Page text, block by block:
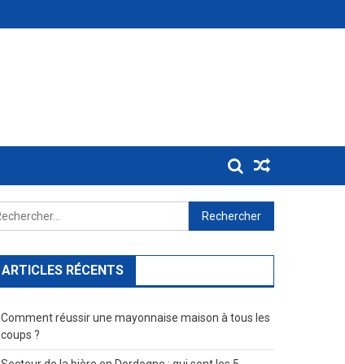
Rechercher :
ARTICLES RÉCENTS
Comment réussir une mayonnaise maison à tous les
coups ?